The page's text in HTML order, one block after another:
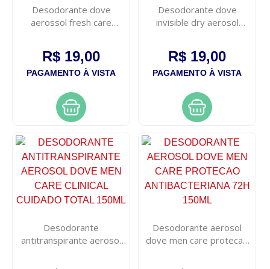
Desodorante dove
aerossol fresh care
R$ 19,00
PAGAMENTO À VISTA
Desodorante dove
invisible dry aerosol
R$ 19,00
PAGAMENTO À VISTA
Desodorante
antitranspirante aerosol
cuidado total 150ml
Desodorante aerosol
dove men care protecao